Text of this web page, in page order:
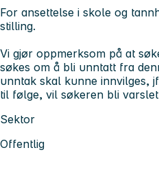
For ansettelse i skole og
stilling.
Vi gjør oppmerksom på at
søkes om å bli unntatt fra
unntak skal kunne innvilges,
til følge, vil søkeren bli
Sektor
Offentlig